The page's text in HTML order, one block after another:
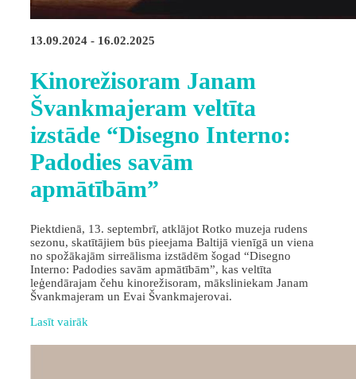
13.09.2024 - 16.02.2025
Kinorežisoram Janam
Švankmajeram veltīta
izstāde “Disegno Interno:
Padodies savām
apmātībām”
Piektdienā, 13. septembrī, atklājot Rotko muzeja rudens
sezonu, skatītājiem būs pieejama Baltijā vienīgā un viena
no spožākajām sirreālisma izstādēm šogad “Disegno
Interno: Padodies savām apmātībām”, kas veltīta
leģendārajam čehu kinorežisoram, māksliniekam Janam
Švankmajeram un Evai Švankmajerovai.
Lasīt vairāk